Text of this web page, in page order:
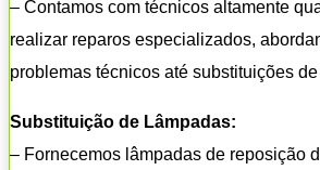
– Contamos com técnicos altamente
realizar reparos especializados,
problemas técnicos até substituições
Substituição de Lâmpadas:
– Fornecemos lâmpadas de reposição